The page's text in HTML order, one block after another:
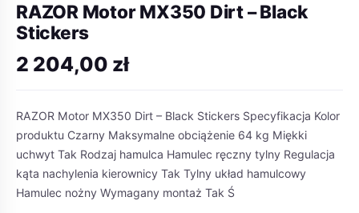
RAZOR Motor MX350 Dirt – Black
Stickers
2 204,00 zł
RAZOR Motor MX350 Dirt – Black Stickers Specyfikacja Kolor
produktu Czarny Maksymalne obciążenie 64 kg Miękki
uchwyt Tak Rodzaj hamulca Hamulec ręczny tylny Regulacja
kąta nachylenia kierownicy Tak Tylny układ hamulcowy
Hamulec nożny Wymagany montaż Tak Ś